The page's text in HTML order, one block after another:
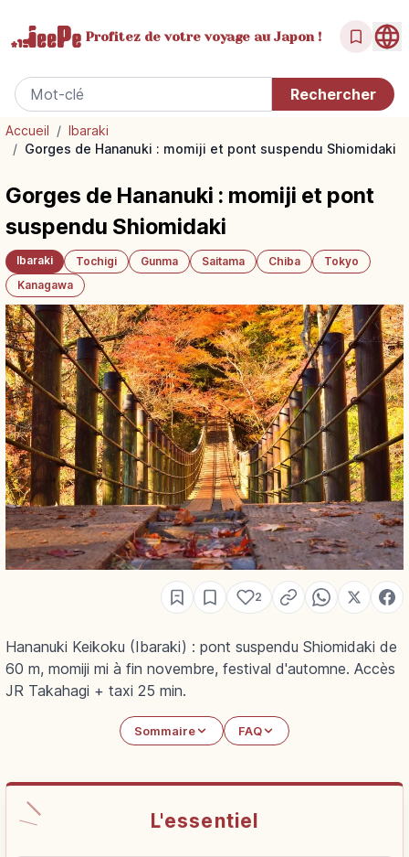
Profitez de votrevoyage au Japon !
Accueil / Ibaraki
/ Gorges de Hananuki : momiji et pont suspendu Shiomidaki
Gorges de Hananuki : momiji et pont
suspendu Shiomidaki
Ibaraki Tochigi Gunma Saitama Chiba
Tokyo
Kanagawa
2
Hananuki Keikoku (Ibaraki) : pont suspendu Shiomidaki de
60 m, momiji mi à fin novembre, festival d'automne. Accès
JR Takahagi + taxi 25 min.
Sommaire FAQ
L'essentiel